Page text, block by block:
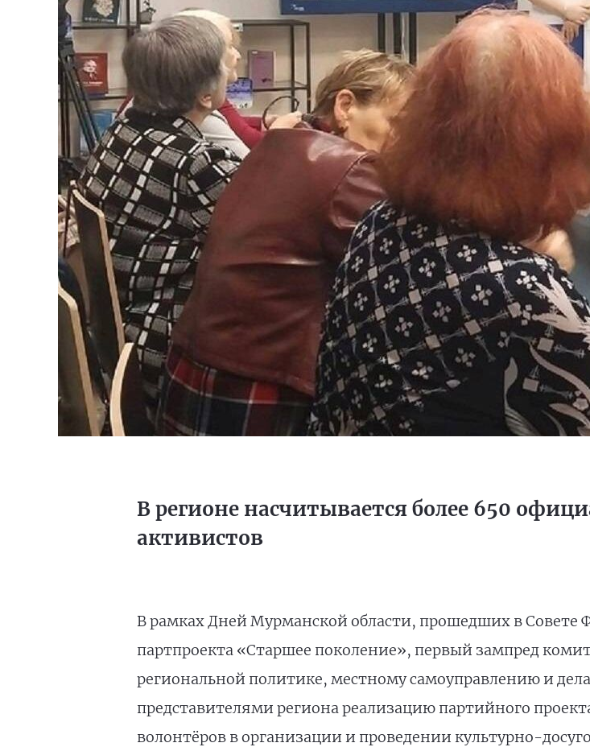
В регионе насчитывается более 650
активистов
В рамках Дней Мурманской области, прошедших в Совете
партпроекта «Старшее поколение», первый зампред
региональной политике, местному самоуправлению и
представителями региона реализацию партийного
волонтёров в организации и проведении культурно-